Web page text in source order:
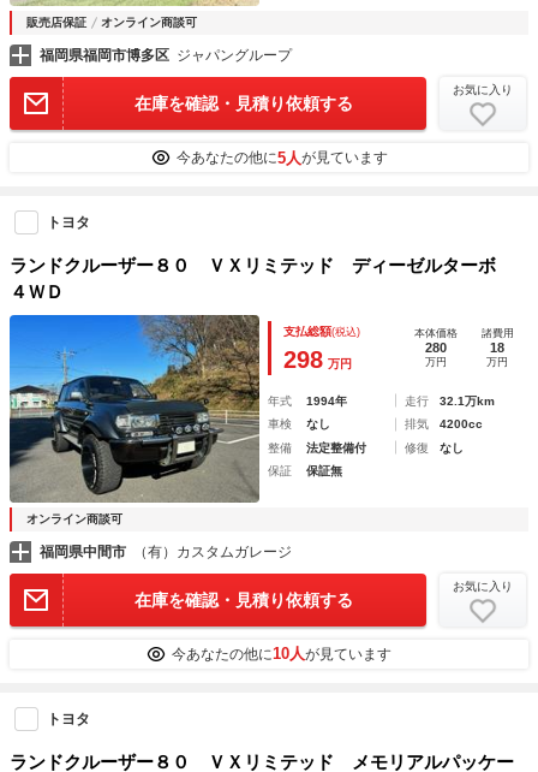
販売店保証 オンライン商談可
福岡県福岡市博多区 ジャパングループ
在庫を確認・見積り依頼する
お気に入り
今あなたの他に5人が見ています
トヨタ
ランドクルーザー８０ ＶＸリミテッド ディーゼルターボ
４ＷＤ
支払総額(税込)
298 万円
本体価格
280
万円
諸費用
18
万円
年式 1994年 走行
32.1万km
車検
なし 排気
4200cc
整備
法定整備付 修復
なし
保証
保証無
オンライン商談可
福岡県中間市 （有）カスタムガレージ
在庫を確認・見積り依頼する
お気に入り
今あなたの他に10人が見ています
トヨタ
ランドクルーザー８０ ＶＸリミテッド メモリアルパッケー